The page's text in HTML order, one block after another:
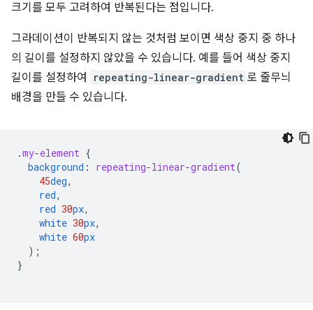
크기를 모두 고려하여 반복된다는 점입니다.
그라데이션이 반복되지 않는 것처럼 보이면 색상 중지 중 하나
의 길이를 설정하지 않았을 수 있습니다. 예를 들어 색상 중지
길이를 설정하여
repeating-linear-gradient 로 줄무늬
배경을 만들 수 있습니다.
.my-element {
background : repeating-linear-gradient(
45deg,
red,
red 30px,
white 30px,
white 60px
);
}